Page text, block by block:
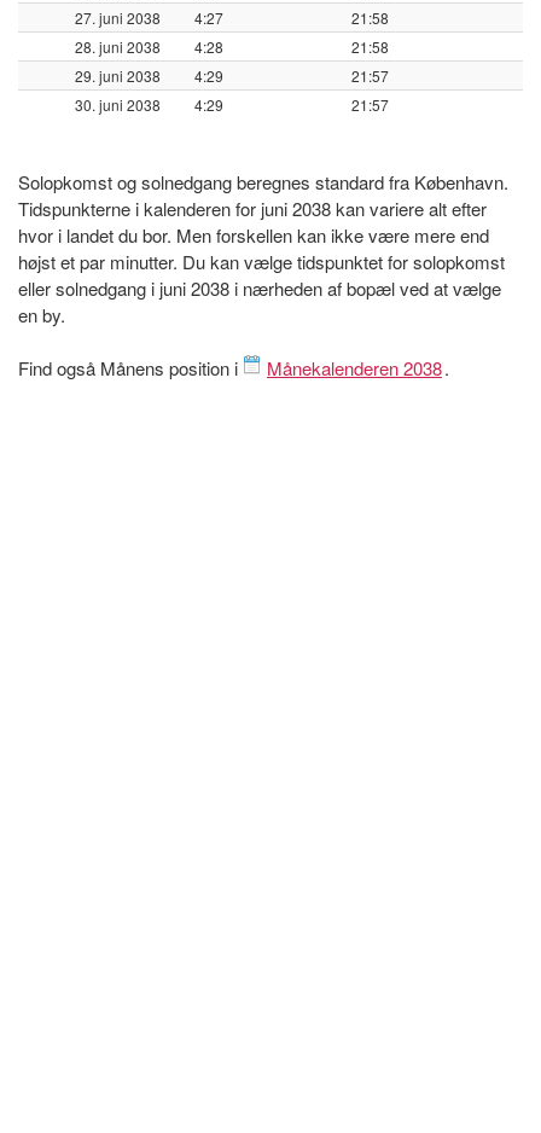
27. juni 2038
4:27
21:58
28. juni 2038
4:28
21:58
29. juni 2038
4:29
21:57
30. juni 2038
4:29 21:57
Solopkomst og solnedgang beregnes standard fra København.
Tidspunkterne i kalenderen for juni 2038 kan variere alt efter
hvor i landet du bor. Men forskellen kan ikke være mere end
højst et par minutter. Du kan vælge tidspunktet for solopkomst
eller solnedgang i juni 2038 i nærheden af bopæl ved at vælge
en by.
Find også Månens position i Månekalenderen 2038.